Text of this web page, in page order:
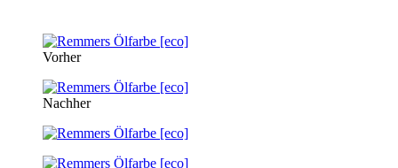
Vorher
Nachher